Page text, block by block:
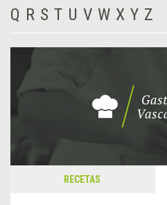
Q R S T U V W X Y Z
RECETAS